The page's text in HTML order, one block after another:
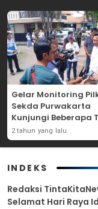
Gelar Monitoring
Sekda Purwakarta
Kunjungi Beberapa
Yang Ada Di
2 tahun yang lalu
INDEKS
Redaksi
Selamat Hari Raya